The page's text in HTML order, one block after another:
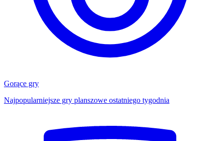
Gorące gry
Najpopularniejsze gry planszowe ostatniego tygodnia